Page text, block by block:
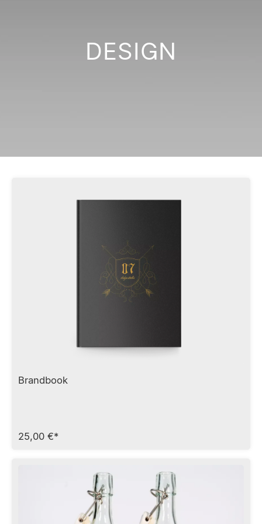
DESIGN
Brandbook
unserer Agentur. Die Grundidee des Notizbuches
basiert in der Verarbeitung auf einem Gebetbuch,
auf allen drei Seiten im goldenen Glanz. Vom Einband
bis zu jeder einzelnen der 160 Seiten ist das
zeroseven Brandbook auf hochwertige Weise
produziert und bietet Platz für Gedanken, Notizen und
25,00 €*